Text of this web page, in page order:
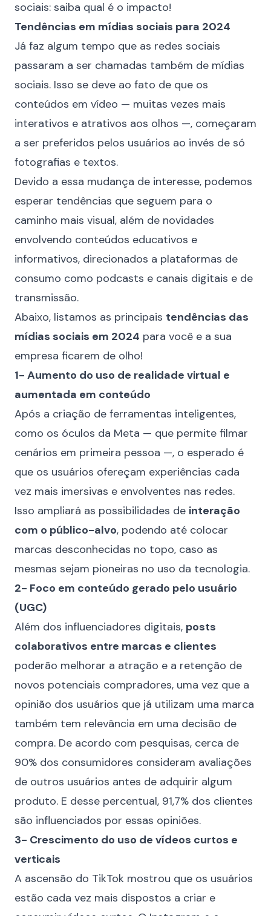
sociais: saiba qual é o impacto!
Tendências em mídias sociais para 2024
Já faz algum tempo que as redes sociais
passaram a ser chamadas também de mídias
sociais. Isso se deve ao fato de que os
conteúdos em vídeo — muitas vezes mais
interativos e atrativos aos olhos —, começaram
a ser preferidos pelos usuários ao invés de só
fotografias e textos.
Devido a essa mudança de interesse, podemos
esperar tendências que seguem para o
caminho mais visual, além de novidades
envolvendo conteúdos educativos e
informativos, direcionados a plataformas de
consumo como podcasts e canais digitais e de
transmissão.
Abaixo, listamos as principais tendências das
mídias sociais em 2024 para você e a sua
empresa ficarem de olho!
1- Aumento do uso de realidade virtual e
aumentada em conteúdo
Após a criação de ferramentas inteligentes,
como os óculos da Meta — que permite filmar
cenários em primeira pessoa —, o esperado é
que os usuários ofereçam experiências cada
vez mais imersivas e envolventes nas redes.
Isso ampliará as possibilidades de interação
com o público-alvo, podendo até colocar
marcas desconhecidas no topo, caso as
mesmas sejam pioneiras no uso da tecnologia.
2- Foco em conteúdo gerado pelo usuário
(UGC)
Além dos influenciadores digitais, posts
colaborativos entre marcas e clientes
poderão melhorar a atração e a retenção de
novos potenciais compradores, uma vez que a
opinião dos usuários que já utilizam uma marca
também tem relevância em uma decisão de
compra. De acordo com pesquisas, cerca de
90% dos consumidores consideram avaliações
de outros usuários antes de adquirir algum
produto. E desse percentual, 91,7% dos clientes
são influenciados por essas opiniões.
3- Crescimento do uso de vídeos curtos e
verticais
A ascensão do TikTok mostrou que os usuários
estão cada vez mais dispostos a criar e